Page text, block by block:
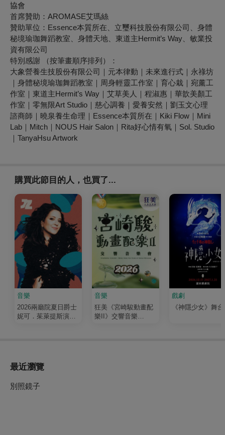
協會
首席贊助： AROMASE艾瑪絲
贊助單位： Essence本質所在、立璽科技股份有限公司、身體
秘境瑜珈舞蹈教室、身體天地、東道主Hermit’s Way、敏業投
資有限公司
特別感謝 （按筆畫順序排列）：
大象營養生技股份有限公司｜元本律動｜未來進行式｜永祿坊
｜身體秘境瑜珈舞蹈教室｜周身輕靈工作室｜育心栽｜宛薰工
作室｜東道主Hermit’s Way｜艾草美人｜程淑惠｜華歆美顏工
作室｜零無限Art Studio｜慈心調養｜愛養安然｜劉玉文心理
諮商師｜曉泉養生命理｜Essence本質所在｜Kiki Flow｜Mini
Lab｜Mitch｜NOUS Hair Salon｜Rita好心情有氧｜Sol. Studio
｜TanyaHsu Artwork
購買此節目的人，也買了...
音樂
2026兩廳院夏日爵士
妮可．茱萊提斯演唱
音樂
狂美《宮崎駿動畫配
樂II》交響音樂
戲劇
《神隱少女》舞
最近瀏覽
別照鏡子